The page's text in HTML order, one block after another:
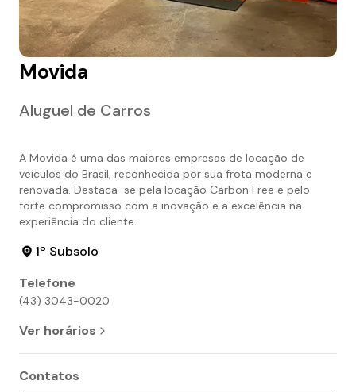
Movida
Aluguel de Carros
A Movida é uma das maiores empresas de locação de
veículos do Brasil, reconhecida por sua frota moderna e
renovada. Destaca-se pela locação Carbon Free e pelo
forte compromisso com a inovação e a excelência na
experiência do cliente.
1º Subsolo
Telefone
(43) 3043-0020
Ver horários
Contatos